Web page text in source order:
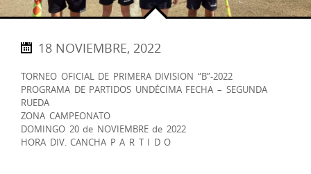
18 NOVIEMBRE, 2022
TORNEO OFICIAL DE PRIMERA DIVISION “B”-2022
PROGRAMA DE PARTIDOS UNDÉCIMA FECHA – SEGUNDA
RUEDA
ZONA CAMPEONATO
DOMINGO 20 de NOVIEMBRE de 2022
HORA DIV. CANCHA P A R T I D O